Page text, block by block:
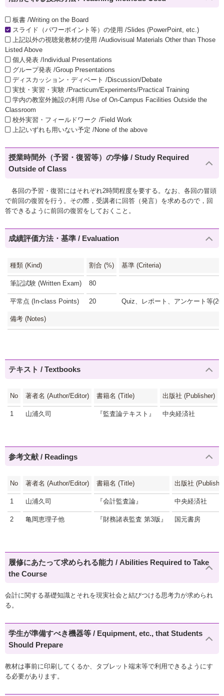
板書 /Writing on the Board
スライド（パワーポイント等）の使用 /Slides (PowerPoint, etc.)
上記以外の視聴覚教材の使用 /Audiovisual Materials Other than Those
Listed Above
個人発表 /Individual Presentations
グループ発表 /Group Presentations
ディスカッション・ディベート /Discussion/Debate
実技・実習・実験 /Practicum/Experiments/Practical Training
学内の教室外施設の利用 /Use of On-Campus Facilities Outside the
Classroom
校外実習・フィールドワーク /Field Work
上記いずれも用いない予定 /None of the above
授業時間外（予習・復習等）の学修 / Study Required
Outside of Class
各回の予習・復習にはそれぞれ2時間程度を要する。なお、各回の冒頭
で前回の復習を行う。その際，受講者に回答（発言）を求めるので，回
答できるように前回の復習をしておくこと。
成績評価方法・基準 / Evaluation
種類 (Kind) 割合 (%) 基準 (Criteria)
筆記試験 (Written Exam) 80
平常点 (In-class Points) 20 Quiz、レポート、アンケート等
備考 (Notes)
テキスト / Textbooks
No 著者名 (Author/Editor) 書籍名 (Title) 出版社 (Publisher)
1 山浦久司 『監査論テキスト』 中央経済社
参考文献 / Readings
No 著者名 (Author/Editor) 書籍名 (Title) 出版社
1 山浦久司 『会計監査論』 中央経済社
2 亀岡恵理子他 『財務諸表監査 第3版』 国元書房
履修にあたって求められる能力 / Abilities Required to Take
the Course
会計に関する基礎知識とそれを現実社会と結びつける思考力が求められ
る。
学生が準備すべき機器等 / Equipment, etc., that Students
Should Prepare
教材は事前に印刷してくるか、タブレット端末等で利用できるようにす
る必要があります。